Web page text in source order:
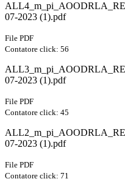
07-2023 (1).pdf
File PDF
Contatore click: 56
07-2023 (1).pdf
File PDF
Contatore click: 45
07-2023 (1).pdf
File PDF
Contatore click: 71